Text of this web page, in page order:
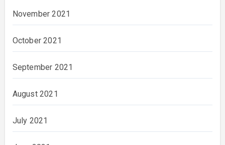
November 2021
October 2021
September 2021
August 2021
July 2021